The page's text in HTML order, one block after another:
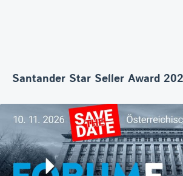
Santander Star Seller Award